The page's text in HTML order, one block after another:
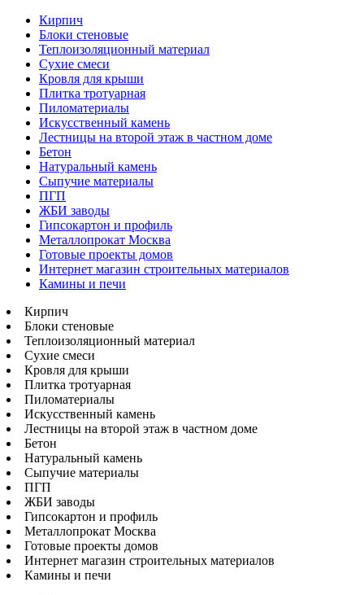
Кирпич
Блоки стеновые
Теплоизоляционный материал
Сухие смеси
Кровля для крыши
Плитка тротуарная
Пиломатериалы
Искусственный камень
Лестницы на второй этаж в частном доме
Бетон
Натуральный камень
Сыпучие материалы
ПГП
ЖБИ заводы
Гипсокартон и профиль
Металлопрокат Москва
Готовые проекты домов
Интернет магазин строительных материалов
Камины и печи
Кирпич
Блоки стеновые
Теплоизоляционный материал
Сухие смеси
Кровля для крыши
Плитка тротуарная
Пиломатериалы
Искусственный камень
Лестницы на второй этаж в частном доме
Бетон
Натуральный камень
Сыпучие материалы
ПГП
ЖБИ заводы
Гипсокартон и профиль
Металлопрокат Москва
Готовые проекты домов
Интернет магазин строительных материалов
Камины и печи